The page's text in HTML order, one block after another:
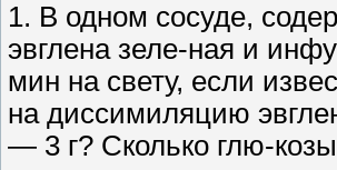
1. В одном сосуде,
эвглена зеле-ная и
мин на свету, если
на диссимиляцию
— 3 г? Сколько глю-